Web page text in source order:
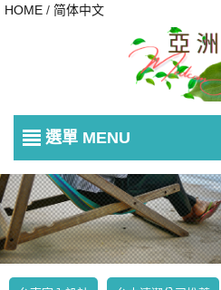
HOME / 简体中文
選單 MENU